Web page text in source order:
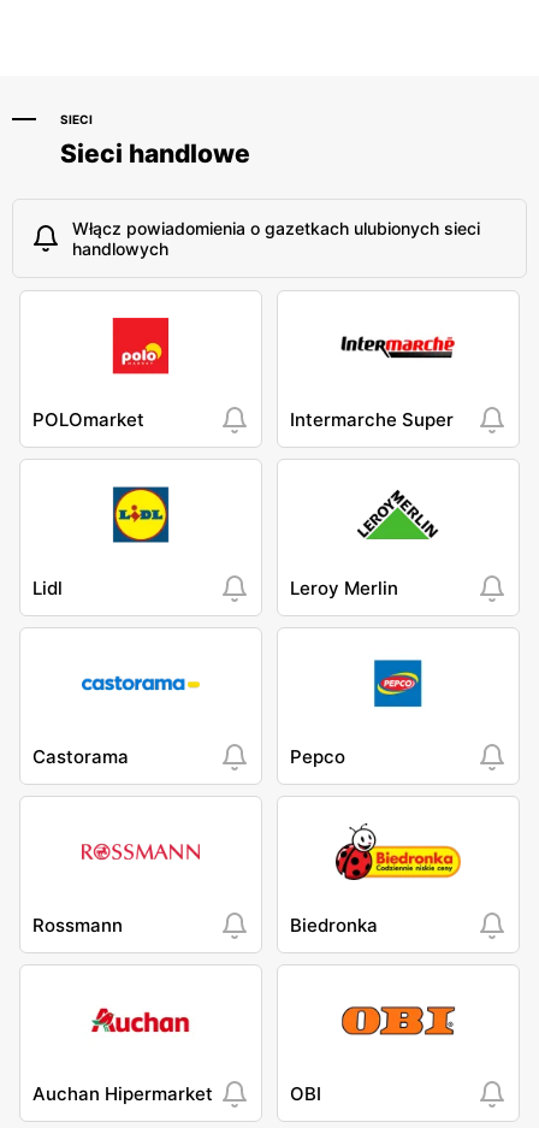
SIECI
Sieci handlowe
Włącz powiadomienia o gazetkach ulubionych sieci
handlowych
POLOmarket Intermarche Super
Lidl Leroy Merlin
Castorama Pepco
Rossmann Biedronka
Auchan Hipermarket OBI